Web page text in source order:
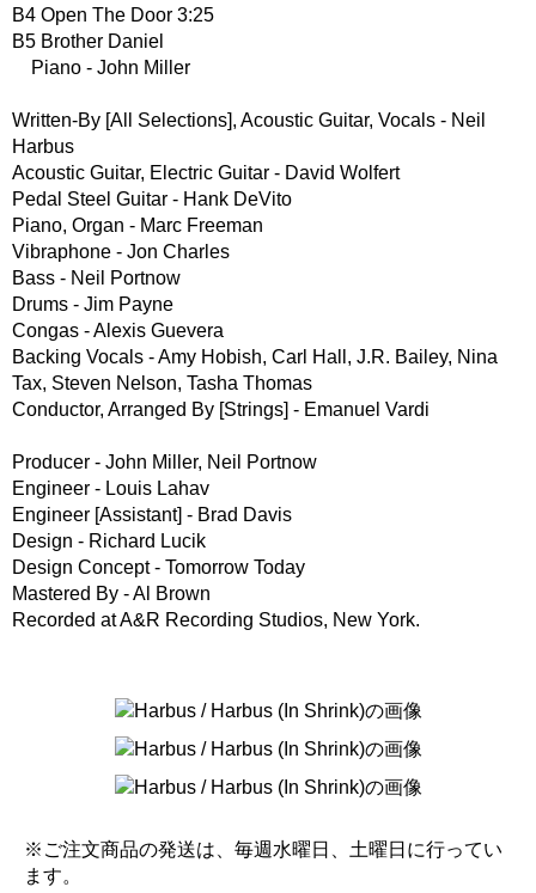
B4 Open The Door 3:25
B5 Brother Daniel
Piano - John Miller
Written-By [All Selections], Acoustic Guitar, Vocals - Neil
Harbus
Acoustic Guitar, Electric Guitar - David Wolfert
Pedal Steel Guitar - Hank DeVito
Piano, Organ - Marc Freeman
Vibraphone - Jon Charles
Bass - Neil Portnow
Drums - Jim Payne
Congas - Alexis Guevera
Backing Vocals - Amy Hobish, Carl Hall, J.R. Bailey, Nina
Tax, Steven Nelson, Tasha Thomas
Conductor, Arranged By [Strings] - Emanuel Vardi
Producer - John Miller, Neil Portnow
Engineer - Louis Lahav
Engineer [Assistant] - Brad Davis
Design - Richard Lucik
Design Concept - Tomorrow Today
Mastered By - Al Brown
Recorded at A&R Recording Studios, New York.
※ご注文商品の発送は、毎週水曜日、土曜日に行ってい
ます。